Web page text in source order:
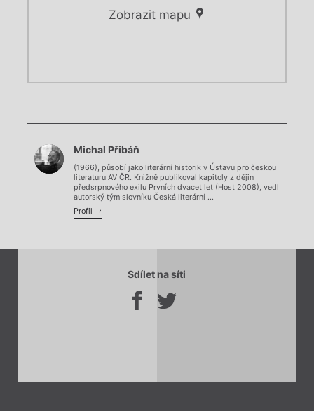
Zobrazit mapu
Načítá se.
Chviličku.
Načítá se.
Michal Přibáň
(1966), působí jako literární historik v Ústavu pro českou
literaturu AV ČR. Knižně publikoval kapitoly z dějin
předsrpnového exilu Prvních dvacet let (Host 2008), vedl
autorský tým slovníku Česká literární ...
Profil
Sdílet na síti